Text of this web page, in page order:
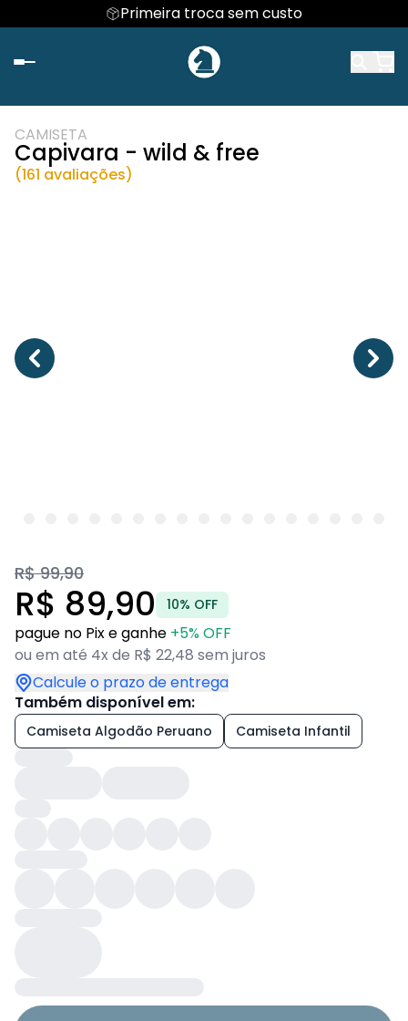
Primeira troca sem custo
CAMISETA
Capivara - wild & free
(161 avaliações)
R$ 99,90
R$ 89,90 10% OFF
pague no Pix e ganhe +5% OFF
ou em até 4x de R$ 22,48 sem juros
Calcule o prazo de entrega
Também disponível em:
Camiseta Algodão Peruano Camiseta Infantil